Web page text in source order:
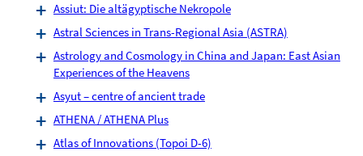
Assiut: Die altägyptische Nekropole
Astral Sciences in Trans-Regional Asia (ASTRA)
Astrology and Cosmology in China and Japan: East Asian
Experiences of the Heavens
Asyut – centre of ancient trade
ATHENA / ATHENA Plus
Atlas of Innovations (Topoi D-6)